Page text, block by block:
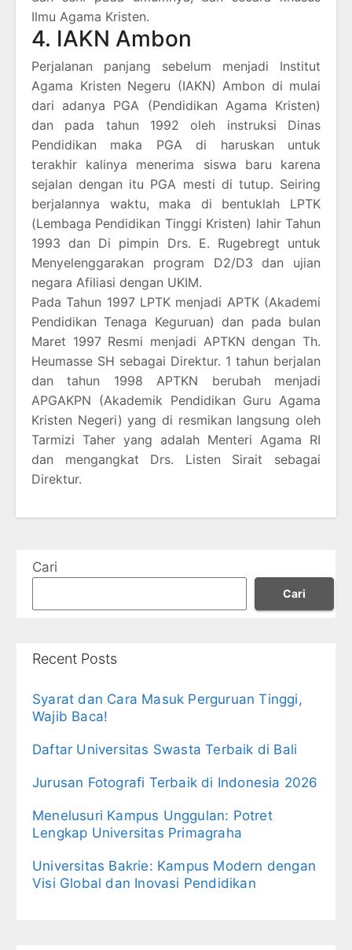
Ilmu Agama Kristen.
4. IAKN Ambon
Perjalanan panjang sebelum menjadi Institut
Agama Kristen Negeru (IAKN) Ambon di mulai
dari adanya PGA (Pendidikan Agama Kristen)
dan pada tahun 1992 oleh instruksi Dinas
Pendidikan maka PGA di haruskan untuk
terakhir kalinya menerima siswa baru karena
sejalan dengan itu PGA mesti di tutup. Seiring
berjalannya waktu, maka di bentuklah LPTK
(Lembaga Pendidikan Tinggi Kristen) lahir Tahun
1993 dan Di pimpin Drs. E. Rugebregt untuk
Menyelenggarakan program D2/D3 dan ujian
negara Afiliasi dengan UKIM.
Pada Tahun 1997 LPTK menjadi APTK (Akademi
Pendidikan Tenaga Keguruan) dan pada bulan
Maret 1997 Resmi menjadi APTKN dengan Th.
Heumasse SH sebagai Direktur. 1 tahun berjalan
dan tahun 1998 APTKN berubah menjadi
APGAKPN (Akademik Pendidikan Guru Agama
Kristen Negeri) yang di resmikan langsung oleh
Tarmizi Taher yang adalah Menteri Agama RI
dan mengangkat Drs. Listen Sirait sebagai
Direktur.
Cari
Cari
Recent Posts
Syarat dan Cara Masuk Perguruan Tinggi,
Wajib Baca!
Daftar Universitas Swasta Terbaik di Bali
Jurusan Fotografi Terbaik di Indonesia 2026
Menelusuri Kampus Unggulan: Potret
Lengkap Universitas Primagraha
Universitas Bakrie: Kampus Modern dengan
Visi Global dan Inovasi Pendidikan